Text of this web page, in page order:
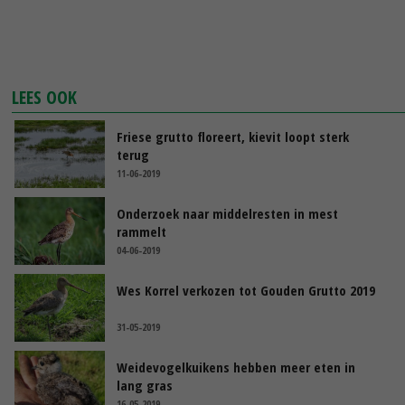
LEES OOK
Friese grutto floreert, kievit loopt sterk
terug
11-06-2019
Onderzoek naar middelresten in mest
rammelt
04-06-2019
Wes Korrel verkozen tot Gouden Grutto 2019
31-05-2019
Weidevogelkuikens hebben meer eten in
lang gras